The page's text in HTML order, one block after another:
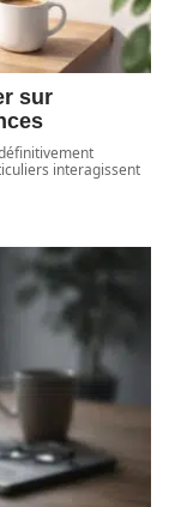
sur
interagissent